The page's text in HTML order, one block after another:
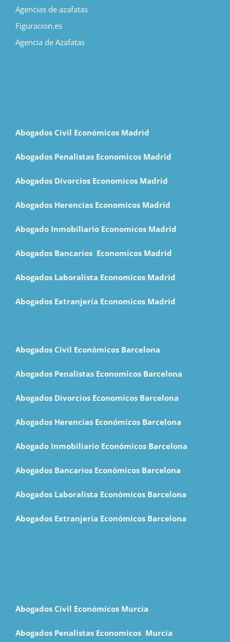
Agencias de azafatas
Figuracion.es
Agencia de Azafatas
Abogados Civil Económicos Madrid
Abogados Penalistas Economicos Madrid
Abogados Divorcios Economicos Madrid
Abogados Herencias Economicos Madrid
Abogado Inmobiliario Economicos Madrid
Abogados Bancarios Economicos Madrid
Abogados Laboralista Economicos Madrid
Abogados Extranjería Economicos Madrid
Abogados Civil Económicos Barcelona
Abogados Penalistas Economicos Barcelona
Abogados Divorcios Economicos Barcelona
Abogados Herencias Económicos Barcelona
Abogado Inmobiliario Económicos Barcelona
Abogados Bancarios Económicos Barcelona
Abogados Laboralista Económicos Barcelona
Abogados Extranjería Económicos Barcelona
Abogados Civil Económicos Murcia
Abogados Penalistas Economicos Murcia